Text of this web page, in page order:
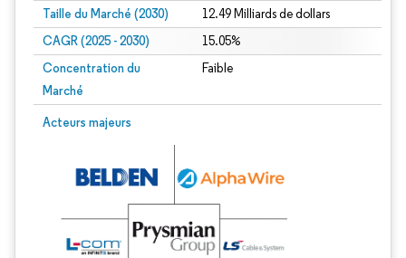
Taille du Marché (2030) 12.49 Milliards de dollars
CAGR (2025 - 2030) 15.05%
Concentration du
Marché
Faible
Acteurs majeurs